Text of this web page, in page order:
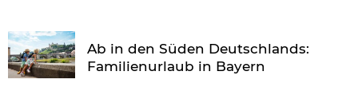
Ab in den Süden Deutschlands:
Familienurlaub in Bayern